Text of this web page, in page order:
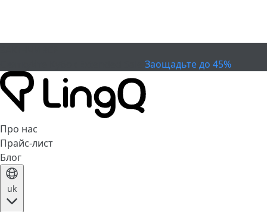
Заощадьте до 45%
Про нас
Прайс-лист
Блог
uk